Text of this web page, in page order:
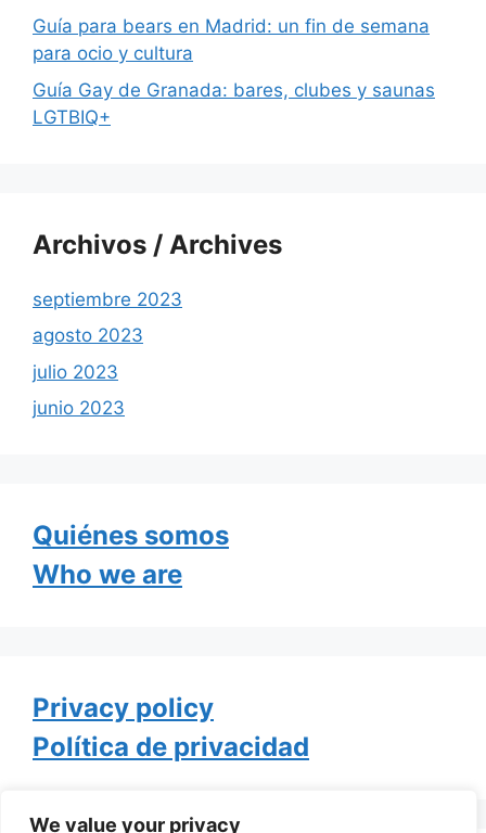
We value your privacy
Guía para bears en Madrid: un fin de semana
para ocio y cultura
Guía Gay de Granada: bares, clubes y saunas
LGTBIQ+
Archivos / Archives
septiembre 2023
agosto 2023
julio 2023
junio 2023
Quiénes somos
Who we are
Privacy policy
Política de privacidad